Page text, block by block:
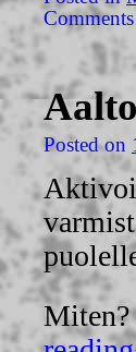
Posted on
Miten?